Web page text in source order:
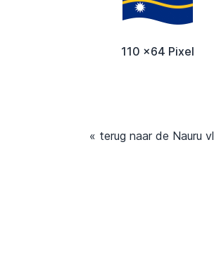
110 x64 Pixel
« terug naar de Nauru